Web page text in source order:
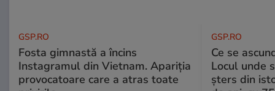
GSP.RO
Fosta gimnastă a încins
Instagramul din Vietnam. Apariția
provocatoare care a atras toate
GSP.RO
Ce se
Locul unde
șters din